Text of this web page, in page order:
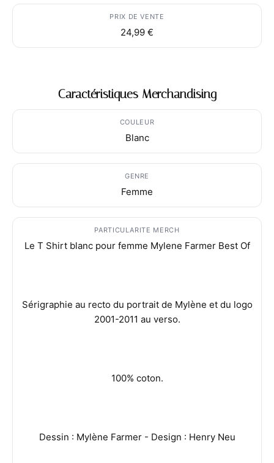
PRIX DE VENTE
24,99 €
Caractéristiques Merchandising
COULEUR
Blanc
GENRE
Femme
PARTICULARITE MERCH
Le T Shirt blanc pour femme Mylene Farmer Best Of
Sérigraphie au recto du portrait de Mylène et du logo
2001-2011 au verso.
100% coton.
Dessin : Mylène Farmer - Design : Henry Neu